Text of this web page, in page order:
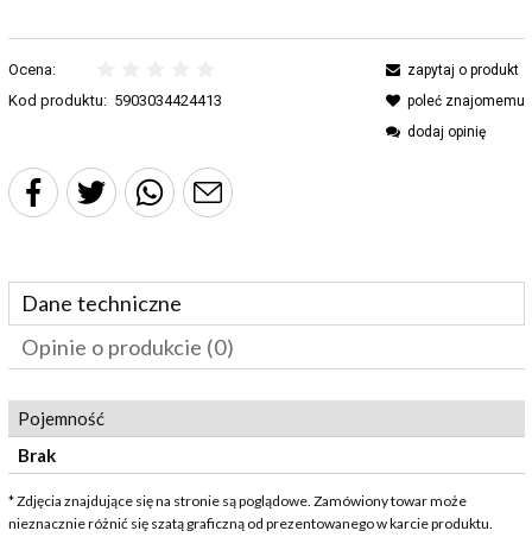
Ocena:
Kod produktu: 5903034424413
zapytaj o produkt
poleć znajomemu
dodaj opinię
Dane techniczne
Opinie o produkcie (0)
Pojemność
Brak
* Zdjęcia znajdujące się na stronie są poglądowe. Zamówiony towar może
nieznacznie różnić się szatą graficzną od prezentowanego w karcie produktu.